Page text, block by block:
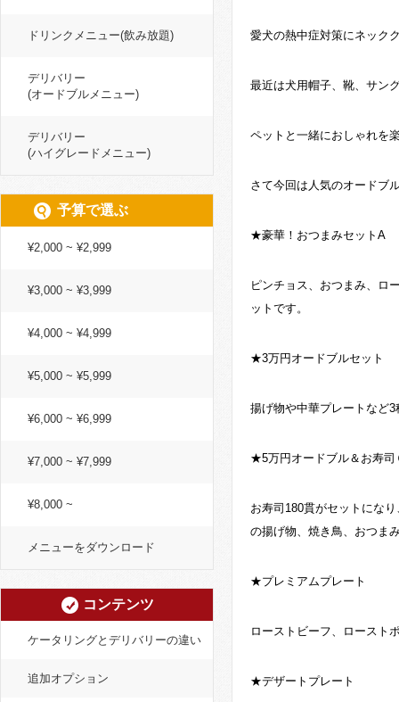
愛犬の熱中症対策にネック
最近は犬用帽子、靴、サン
ペットと一緒におしゃれを
さて今回は人気のオードブ
★豪華！おつまみセットA
ピンチョス、おつまみ、ロ
ットです。
★3万円オードブルセット
揚げ物や中華プレートなど
★5万円オードブル＆お寿司
お寿司180貫がセットにな
の揚げ物、焼き鳥、おつま
★プレミアムプレート
ローストビーフ、ロースト
★デザートプレート
ドリンクメニュー(飲み放題)
デリバリー
(オードブルメニュー)
デリバリー
(ハイグレードメニュー)
予算で選ぶ
¥2,000 ~ ¥2,999
¥3,000 ~ ¥3,999
¥4,000 ~ ¥4,999
¥5,000 ~ ¥5,999
¥6,000 ~ ¥6,999
¥7,000 ~ ¥7,999
¥8,000 ~
メニューをダウンロード
コンテンツ
ケータリングとデリバリーの違い
追加オプション